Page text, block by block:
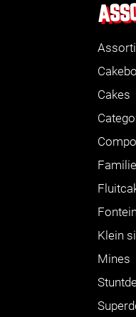
Cakes
Klein
Mines